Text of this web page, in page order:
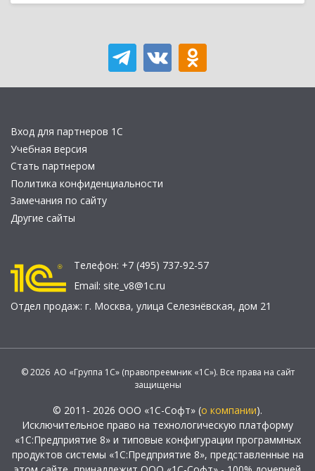
Вход для партнеров 1С
Учебная версия
Стать партнером
Политика конфиденциальности
Замечания по сайту
Другие сайты
Телефон: +7 (495) 737-92-57
Email: site_v8@1c.ru
Отдел продаж: г. Москва, улица Селезнёвская, дом 21
© 2026 АО «Группа 1С» (правопреемник «1С»). Все права на сайт
защищены
© 2011- 2026 ООО «1С-Софт» (о компании).
Исключительное право на технологическую платформу
«1С:Предприятие 8» и типовые конфигурации программных
продуктов системы «1С:Предприятие 8», представленные на